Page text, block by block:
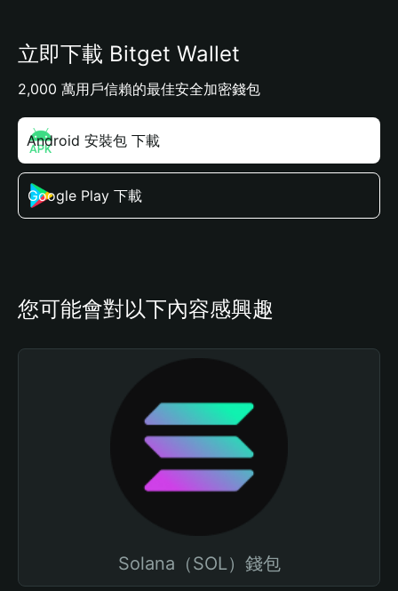
立即下載 Bitget Wallet
2,000 萬用戶信賴的最佳安全加密錢包
Android 安裝包 下載
Google Play 下載
您可能會對以下內容感興趣
Solana（SOL）錢包